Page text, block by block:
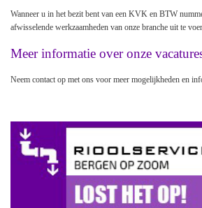
Wanneer u in het bezit bent van een KVK en BTW
afwisselende werkzaamheden van onze branche uit te
Meer informatie over onze
Neem contact op met ons voor meer mogelijkheden en